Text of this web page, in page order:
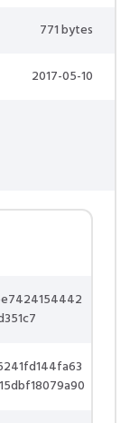
771 bytes
2017-05-10